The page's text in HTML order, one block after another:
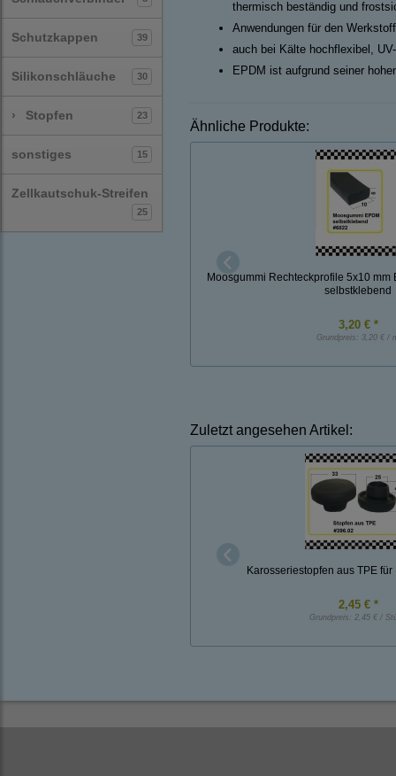
Schutzkappen 39
Silikonschläuche 30
› Stopfen 23
sonstiges 15
Zellkautschuk-Streifen
25
thermisch beständig und
Anwendungen für den
auch bei Kälte hochflexibel,
EPDM ist aufgrund seiner
Ähnliche Produkte:
Moosgummi Rechteckprofile 5x10 mm
selbstklebend
3,20 € *
Grundpreis: 3,20 € /
Zuletzt angesehen Artikel:
Karosseriestopfen aus TPE
2,45 € *
Grundpreis: 2,45 € /